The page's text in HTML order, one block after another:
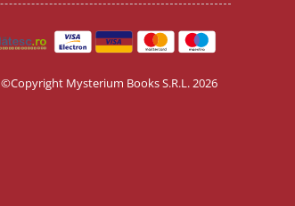
©Copyright Mysterium Books S.R.L. 2026